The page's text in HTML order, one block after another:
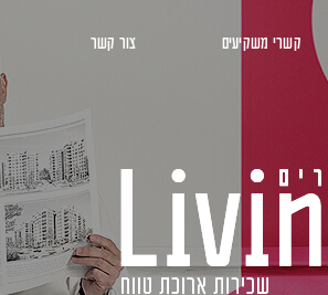
קשרי משקיעים צור קשר